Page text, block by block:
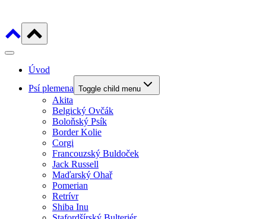
Úvod
Psí plemena Toggle child menu
Akita
Belgický Ovčák
Boloňský Psík
Border Kolie
Corgi
Francouzský Buldoček
Jack Russell
Maďarský Ohař
Pomerian
Retrívr
Shiba Inu